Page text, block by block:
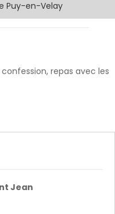
Puy-en-Velay
repas avec les
Jean